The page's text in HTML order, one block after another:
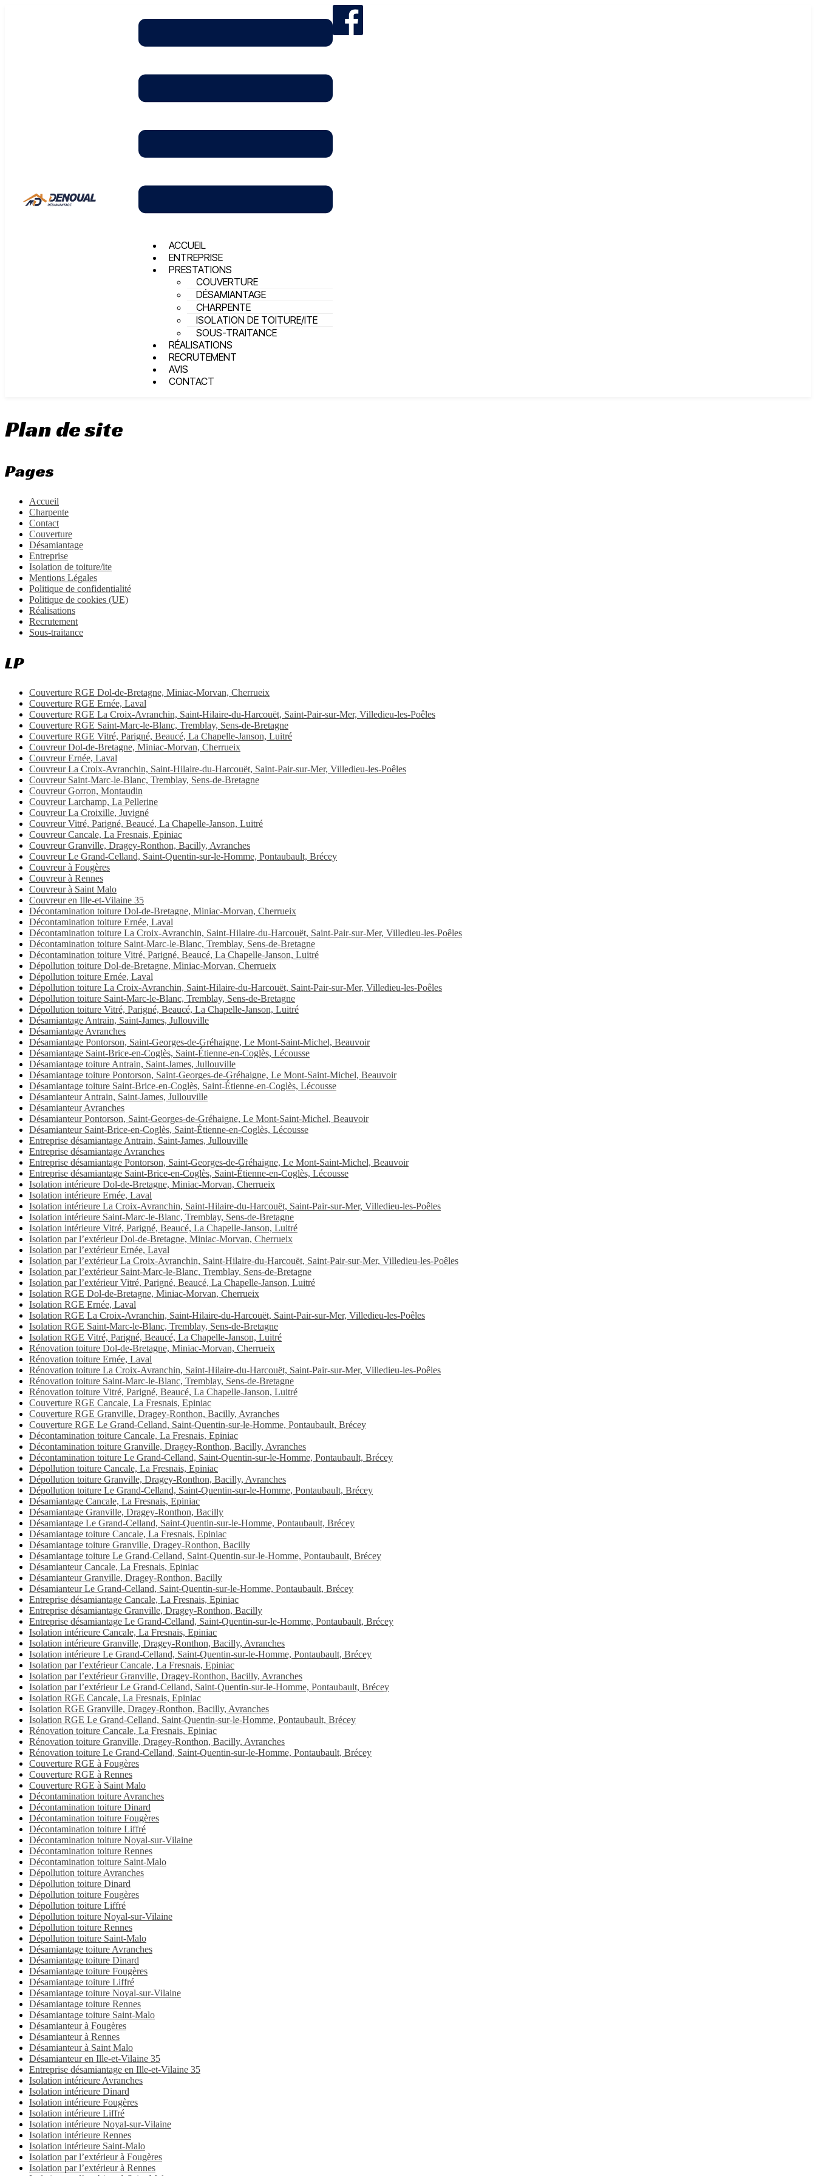
ACCUEIL
ENTREPRISE
PRESTATIONS
COUVERTURE
DÉSAMIANTAGE
CHARPENTE
ISOLATION DE TOITURE/ITE
SOUS-TRAITANCE
RÉALISATIONS
RECRUTEMENT
AVIS
CONTACT
Plan de site
Pages
Accueil
Charpente
Contact
Couverture
Désamiantage
Entreprise
Isolation de toiture/ite
Mentions Légales
Politique de confidentialité
Politique de cookies (UE)
Réalisations
Recrutement
Sous-traitance
LP
Couverture RGE Dol-de-Bretagne, Miniac-Morvan, Cherrueix
Couverture RGE Ernée, Laval
Couverture RGE La Croix-Avranchin, Saint-Hilaire-du-Harcouët, Saint-Pair-sur-Mer, Villedieu-les-Poêles
Couverture RGE Saint-Marc-le-Blanc, Tremblay, Sens-de-Bretagne
Couverture RGE Vitré, Parigné, Beaucé, La Chapelle-Janson, Luitré
Couvreur Dol-de-Bretagne, Miniac-Morvan, Cherrueix
Couvreur Ernée, Laval
Couvreur La Croix-Avranchin, Saint-Hilaire-du-Harcouët, Saint-Pair-sur-Mer, Villedieu-les-Poêles
Couvreur Saint-Marc-le-Blanc, Tremblay, Sens-de-Bretagne
Couvreur Gorron, Montaudin
Couvreur Larchamp, La Pellerine
Couvreur La Croixille, Juvigné
Couvreur Vitré, Parigné, Beaucé, La Chapelle-Janson, Luitré
Couvreur Cancale, La Fresnais, Epiniac
Couvreur Granville, Dragey-Ronthon, Bacilly, Avranches
Couvreur Le Grand-Celland, Saint-Quentin-sur-le-Homme, Pontaubault, Brécey
Couvreur à Fougères
Couvreur à Rennes
Couvreur à Saint Malo
Couvreur en Ille-et-Vilaine 35
Décontamination toiture Dol-de-Bretagne, Miniac-Morvan, Cherrueix
Décontamination toiture Ernée, Laval
Décontamination toiture La Croix-Avranchin, Saint-Hilaire-du-Harcouët, Saint-Pair-sur-Mer, Villedieu-les-Poêles
Décontamination toiture Saint-Marc-le-Blanc, Tremblay, Sens-de-Bretagne
Décontamination toiture Vitré, Parigné, Beaucé, La Chapelle-Janson, Luitré
Dépollution toiture Dol-de-Bretagne, Miniac-Morvan, Cherrueix
Dépollution toiture Ernée, Laval
Dépollution toiture La Croix-Avranchin, Saint-Hilaire-du-Harcouët, Saint-Pair-sur-Mer, Villedieu-les-Poêles
Dépollution toiture Saint-Marc-le-Blanc, Tremblay, Sens-de-Bretagne
Dépollution toiture Vitré, Parigné, Beaucé, La Chapelle-Janson, Luitré
Désamiantage Antrain, Saint-James, Jullouville
Désamiantage Avranches
Désamiantage Pontorson, Saint-Georges-de-Gréhaigne, Le Mont-Saint-Michel, Beauvoir
Désamiantage Saint-Brice-en-Coglès, Saint-Étienne-en-Coglès, Lécousse
Désamiantage toiture Antrain, Saint-James, Jullouville
Désamiantage toiture Pontorson, Saint-Georges-de-Gréhaigne, Le Mont-Saint-Michel, Beauvoir
Désamiantage toiture Saint-Brice-en-Coglès, Saint-Étienne-en-Coglès, Lécousse
Désamianteur Antrain, Saint-James, Jullouville
Désamianteur Avranches
Désamianteur Pontorson, Saint-Georges-de-Gréhaigne, Le Mont-Saint-Michel, Beauvoir
Désamianteur Saint-Brice-en-Coglès, Saint-Étienne-en-Coglès, Lécousse
Entreprise désamiantage Antrain, Saint-James, Jullouville
Entreprise désamiantage Avranches
Entreprise désamiantage Pontorson, Saint-Georges-de-Gréhaigne, Le Mont-Saint-Michel, Beauvoir
Entreprise désamiantage Saint-Brice-en-Coglès, Saint-Étienne-en-Coglès, Lécousse
Isolation intérieure Dol-de-Bretagne, Miniac-Morvan, Cherrueix
Isolation intérieure Ernée, Laval
Isolation intérieure La Croix-Avranchin, Saint-Hilaire-du-Harcouët, Saint-Pair-sur-Mer, Villedieu-les-Poêles
Isolation intérieure Saint-Marc-le-Blanc, Tremblay, Sens-de-Bretagne
Isolation intérieure Vitré, Parigné, Beaucé, La Chapelle-Janson, Luitré
Isolation par l’extérieur Dol-de-Bretagne, Miniac-Morvan, Cherrueix
Isolation par l’extérieur Ernée, Laval
Isolation par l’extérieur La Croix-Avranchin, Saint-Hilaire-du-Harcouët, Saint-Pair-sur-Mer, Villedieu-les-Poêles
Isolation par l’extérieur Saint-Marc-le-Blanc, Tremblay, Sens-de-Bretagne
Isolation par l’extérieur Vitré, Parigné, Beaucé, La Chapelle-Janson, Luitré
Isolation RGE Dol-de-Bretagne, Miniac-Morvan, Cherrueix
Isolation RGE Ernée, Laval
Isolation RGE La Croix-Avranchin, Saint-Hilaire-du-Harcouët, Saint-Pair-sur-Mer, Villedieu-les-Poêles
Isolation RGE Saint-Marc-le-Blanc, Tremblay, Sens-de-Bretagne
Isolation RGE Vitré, Parigné, Beaucé, La Chapelle-Janson, Luitré
Rénovation toiture Dol-de-Bretagne, Miniac-Morvan, Cherrueix
Rénovation toiture Ernée, Laval
Rénovation toiture La Croix-Avranchin, Saint-Hilaire-du-Harcouët, Saint-Pair-sur-Mer, Villedieu-les-Poêles
Rénovation toiture Saint-Marc-le-Blanc, Tremblay, Sens-de-Bretagne
Rénovation toiture Vitré, Parigné, Beaucé, La Chapelle-Janson, Luitré
Couverture RGE Cancale, La Fresnais, Epiniac
Couverture RGE Granville, Dragey-Ronthon, Bacilly, Avranches
Couverture RGE Le Grand-Celland, Saint-Quentin-sur-le-Homme, Pontaubault, Brécey
Décontamination toiture Cancale, La Fresnais, Epiniac
Décontamination toiture Granville, Dragey-Ronthon, Bacilly, Avranches
Décontamination toiture Le Grand-Celland, Saint-Quentin-sur-le-Homme, Pontaubault, Brécey
Dépollution toiture Cancale, La Fresnais, Epiniac
Dépollution toiture Granville, Dragey-Ronthon, Bacilly, Avranches
Dépollution toiture Le Grand-Celland, Saint-Quentin-sur-le-Homme, Pontaubault, Brécey
Désamiantage Cancale, La Fresnais, Epiniac
Désamiantage Granville, Dragey-Ronthon, Bacilly
Désamiantage Le Grand-Celland, Saint-Quentin-sur-le-Homme, Pontaubault, Brécey
Désamiantage toiture Cancale, La Fresnais, Epiniac
Désamiantage toiture Granville, Dragey-Ronthon, Bacilly
Désamiantage toiture Le Grand-Celland, Saint-Quentin-sur-le-Homme, Pontaubault, Brécey
Désamianteur Cancale, La Fresnais, Epiniac
Désamianteur Granville, Dragey-Ronthon, Bacilly
Désamianteur Le Grand-Celland, Saint-Quentin-sur-le-Homme, Pontaubault, Brécey
Entreprise désamiantage Cancale, La Fresnais, Epiniac
Entreprise désamiantage Granville, Dragey-Ronthon, Bacilly
Entreprise désamiantage Le Grand-Celland, Saint-Quentin-sur-le-Homme, Pontaubault, Brécey
Isolation intérieure Cancale, La Fresnais, Epiniac
Isolation intérieure Granville, Dragey-Ronthon, Bacilly, Avranches
Isolation intérieure Le Grand-Celland, Saint-Quentin-sur-le-Homme, Pontaubault, Brécey
Isolation par l’extérieur Cancale, La Fresnais, Epiniac
Isolation par l’extérieur Granville, Dragey-Ronthon, Bacilly, Avranches
Isolation par l’extérieur Le Grand-Celland, Saint-Quentin-sur-le-Homme, Pontaubault, Brécey
Isolation RGE Cancale, La Fresnais, Epiniac
Isolation RGE Granville, Dragey-Ronthon, Bacilly, Avranches
Isolation RGE Le Grand-Celland, Saint-Quentin-sur-le-Homme, Pontaubault, Brécey
Rénovation toiture Cancale, La Fresnais, Epiniac
Rénovation toiture Granville, Dragey-Ronthon, Bacilly, Avranches
Rénovation toiture Le Grand-Celland, Saint-Quentin-sur-le-Homme, Pontaubault, Brécey
Couverture RGE à Fougères
Couverture RGE à Rennes
Couverture RGE à Saint Malo
Décontamination toiture Avranches
Décontamination toiture Dinard
Décontamination toiture Fougères
Décontamination toiture Liffré
Décontamination toiture Noyal-sur-Vilaine
Décontamination toiture Rennes
Décontamination toiture Saint-Malo
Dépollution toiture Avranches
Dépollution toiture Dinard
Dépollution toiture Fougères
Dépollution toiture Liffré
Dépollution toiture Noyal-sur-Vilaine
Dépollution toiture Rennes
Dépollution toiture Saint-Malo
Désamiantage toiture Avranches
Désamiantage toiture Dinard
Désamiantage toiture Fougères
Désamiantage toiture Liffré
Désamiantage toiture Noyal-sur-Vilaine
Désamiantage toiture Rennes
Désamiantage toiture Saint-Malo
Désamianteur à Fougères
Désamianteur à Rennes
Désamianteur à Saint Malo
Désamianteur en Ille-et-Vilaine 35
Entreprise désamiantage en Ille-et-Vilaine 35
Isolation intérieure Avranches
Isolation intérieure Dinard
Isolation intérieure Fougères
Isolation intérieure Liffré
Isolation intérieure Noyal-sur-Vilaine
Isolation intérieure Rennes
Isolation intérieure Saint-Malo
Isolation par l’extérieur à Fougères
Isolation par l’extérieur à Rennes